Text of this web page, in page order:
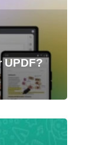
UPDF?